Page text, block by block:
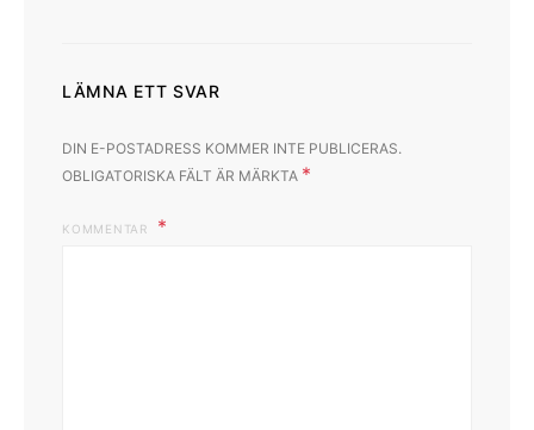
LÄMNA ETT SVAR
DIN E-POSTADRESS KOMMER INTE PUBLICERAS.
OBLIGATORISKA FÄLT ÄR MÄRKTA *
KOMMENTAR